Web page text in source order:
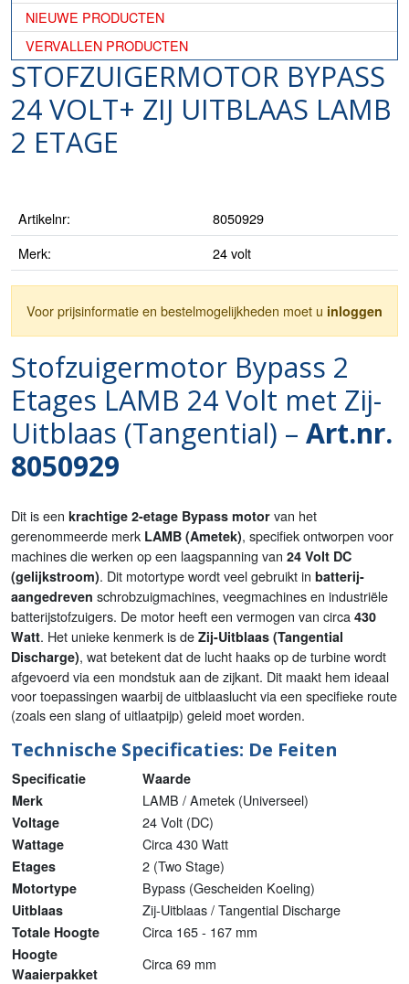
NIEUWE PRODUCTEN
VERVALLEN PRODUCTEN
STOFZUIGERMOTOR BYPASS
24 VOLT+ ZIJ UITBLAAS LAMB
2 ETAGE
Artikelnr:
8050929
Merk:
24 volt
Voor prijsinformatie en bestelmogelijkheden moet u inloggen
Stofzuigermotor Bypass 2
Etages LAMB 24 Volt met Zij-
Uitblaas (Tangential) – Art.nr.
8050929
Dit is een krachtige 2-etage Bypass motor van het
gerenommeerde merk LAMB (Ametek), specifiek ontworpen voor
machines die werken op een laagspanning van 24 Volt DC
(gelijkstroom). Dit motortype wordt veel gebruikt in batterij-
aangedreven schrobzuigmachines, veegmachines en industriële
batterijstofzuigers. De motor heeft een vermogen van circa 430
Watt. Het unieke kenmerk is de Zij-Uitblaas (Tangential
Discharge), wat betekent dat de lucht haaks op de turbine wordt
afgevoerd via een mondstuk aan de zijkant. Dit maakt hem ideaal
voor toepassingen waarbij de uitblaaslucht via een specifieke route
(zoals een slang of uitlaatpijp) geleid moet worden.
Technische Specificaties: De Feiten
Specificatie
Waarde
Merk
LAMB / Ametek (Universeel)
Voltage 24 Volt (DC)
Wattage Circa 430 Watt
Etages 2 (Two Stage)
Motortype Bypass (Gescheiden Koeling)
Uitblaas Zij-Uitblaas / Tangential Discharge
Totale Hoogte Circa 165 - 167 mm
Hoogte
Waaierpakket
Circa 69 mm